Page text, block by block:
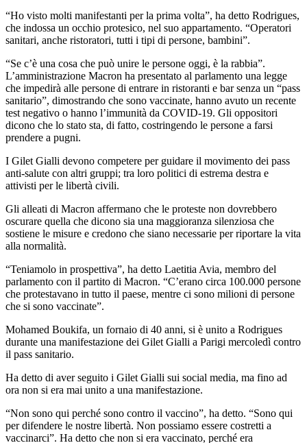
“Ho visto molti manifestanti per la prima volta”, ha detto Rodrigues,
che indossa un occhio protesico, nel suo appartamento. “Operatori
sanitari, anche ristoratori, tutti i tipi di persone, bambini”.
“Se c’è una cosa che può unire le persone oggi, è la rabbia”.
L’amministrazione Macron ha presentato al parlamento una legge
che impedirà alle persone di entrare in ristoranti e bar senza un “pass
sanitario”, dimostrando che sono vaccinate, hanno avuto un recente
test negativo o hanno l’immunità da COVID-19. Gli oppositori
dicono che lo stato sta, di fatto, costringendo le persone a farsi
prendere a pugni.
I Gilet Gialli devono competere per guidare il movimento dei pass
anti-salute con altri gruppi; tra loro politici di estrema destra e
attivisti per le libertà civili.
Gli alleati di Macron affermano che le proteste non dovrebbero
oscurare quella che dicono sia una maggioranza silenziosa che
sostiene le misure e credono che siano necessarie per riportare la vita
alla normalità.
“Teniamolo in prospettiva”, ha detto Laetitia Avia, membro del
parlamento con il partito di Macron. “C’erano circa 100.000 persone
che protestavano in tutto il paese, mentre ci sono milioni di persone
che si sono vaccinate”.
Mohamed Boukifa, un fornaio di 40 anni, si è unito a Rodrigues
durante una manifestazione dei Gilet Gialli a Parigi mercoledì contro
il pass sanitario.
Ha detto di aver seguito i Gilet Gialli sui social media, ma fino ad
ora non si era mai unito a una manifestazione.
“Non sono qui perché sono contro il vaccino”, ha detto. “Sono qui
per difendere le nostre libertà. Non possiamo essere costretti a
vaccinarci”. Ha detto che non si era vaccinato, perché era